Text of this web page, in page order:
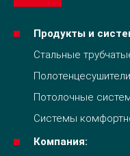
Продукты и
Стальные
Потолочные
Системы
Компания: